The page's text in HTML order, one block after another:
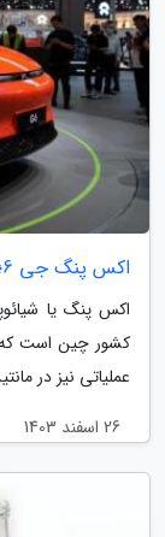
اکس پنگ جی 6؛ با یکی از برترین شاسی بلند های چینی
اکس پنگ یا
کشور چین است که
عملیاتی نیز در
26 اسفند 1403